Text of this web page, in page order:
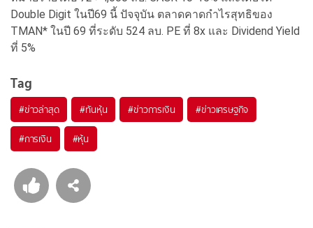
Double Digit ในปี69 นี้ ปัจจุบัน ตลาดคาดกำไรสุทธิของ
TMAN* ในปี 69 ที่ระดับ 524 ลบ. PE ที่ 8x และ Dividend Yield
ที่ 5%
Tag
#ข่าวล่าสุด #ทันหุ้น #ข่าวการเงิน #ข่าวเศรษฐกิจ
#การเงิน #หุ้น